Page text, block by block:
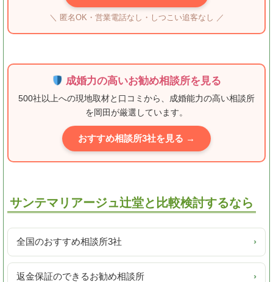
＼ 匿名OK・営業電話なし・しつこい追客なし ／
成婚力の高いお勧め相談所を見る
500社以上への現地取材と口コミから、成婚能力の高い相談所
を岡田が厳選しています。
おすすめ相談所3社を見る →
サンテマリアージュ辻堂と比較検討するなら
全国のおすすめ相談所3社 ›
返金保証のできるお勧め相談所 ›